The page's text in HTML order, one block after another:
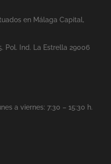
en Málaga Capital,
Pol. Ind. La Estrella 29006
a viernes: 7:30 – 15:30 h.